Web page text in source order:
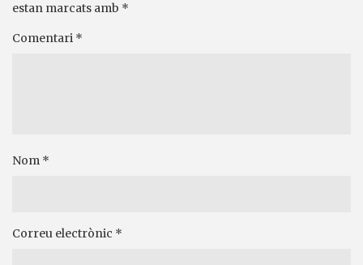
estan marcats amb *
Comentari *
Nom *
Correu electrònic *